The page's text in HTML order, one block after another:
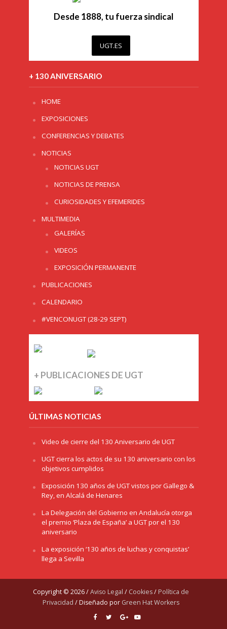
Desde 1888, tu fuerza sindical
UGT.ES
+ 130 ANIVERSARIO
HOME
EXPOSICIONES
CONFERENCIAS Y DEBATES
NOTICIAS
NOTICIAS UGT
NOTICIAS DE PRENSA
CURIOSIDADES Y EFEMERIDES
MULTIMEDIA
GALERÍAS
VIDEOS
EXPOSICIÓN PERMANENTE
PUBLICACIONES
CALENDARIO
#VENCONUGT (28-29 SEPT)
+ PUBLICACIONES DE UGT
ÚLTIMAS NOTICIAS
Video de cierre del 130 Aniversario de UGT
UGT cierra los actos de su 130 aniversario con los
objetivos cumplidos
Exposición 130 años de UGT vistos por Gallego &
Rey, en Alcalá de Henares
La Delegación del Gobierno en Andalucía otorga
el premio ‘Plaza de España’ a UGT por el 130
aniversario
La exposición ‘130 años de luchas y conquistas’
llega a Sevilla
Copyright © 2026 /Aviso Legal / Cookies/ Política de
Privacidad / Diseñado por Green Hat Workers